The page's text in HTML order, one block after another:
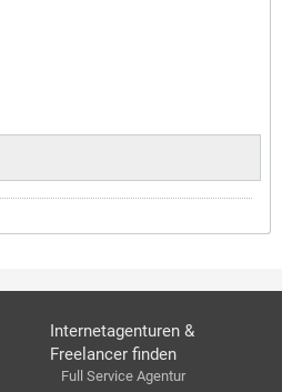
Internetagenturen &
Freelancer finden
Full Service Agentur